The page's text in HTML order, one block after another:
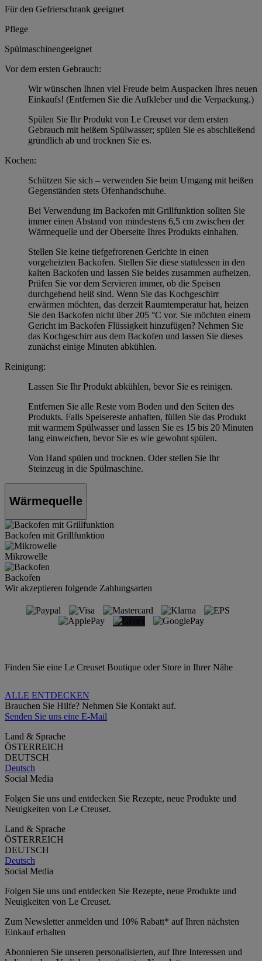
Für den Gefrierschrank geeignet
Pflege
Spülmaschinengeeignet
Vor dem ersten Gebrauch:
Wir wünschen Ihnen viel Freude beim Auspacken Ihres neuen
Einkaufs! (Entfernen Sie die Aufkleber und die Verpackung.)
Spülen Sie Ihr Produkt von Le Creuset vor dem ersten
Gebrauch mit heißem Spülwasser; spülen Sie es abschließend
gründlich ab und trocknen Sie es.
Kochen:
Schützen Sie sich – verwenden Sie beim Umgang mit heißen
Gegenständen stets Ofenhandschuhe.
Bei Verwendung im Backofen mit Grillfunktion sollten Sie
immer einen Abstand von mindestens 6,5 cm zwischen der
Wärmequelle und der Oberseite Ihres Produkts einhalten.
Stellen Sie keine tiefgefrorenen Gerichte in einen
vorgeheizten Backofen. Stellen Sie diese stattdessen in den
kalten Backofen und lassen Sie beides zusammen aufheizen.
Prüfen Sie vor dem Servieren immer, ob die Speisen
durchgehend heiß sind. Wenn Sie das Kochgeschirr
erwärmen möchten, das derzeit Raumtemperatur hat, heizen
Sie den Backofen nicht über 205 °C vor. Sie möchten einem
Gericht im Backofen Flüssigkeit hinzufügen? Nehmen Sie
das Kochgeschirr aus dem Backofen und lassen Sie dieses
zunächst einige Minuten abkühlen.
Reinigung:
Lassen Sie Ihr Produkt abkühlen, bevor Sie es reinigen.
Entfernen Sie alle Reste vom Boden und den Seiten des
Produkts. Falls Speisereste anhaften, füllen Sie das Produkt
mit warmem Spülwasser und lassen Sie es 15 bis 20 Minuten
lang einweichen, bevor Sie es wie gewohnt spülen.
Von Hand spülen und trocknen. Oder stellen Sie Ihr
Steinzeug in die Spülmaschine.
Wärmequelle
Backofen mit Grillfunktion
Mikrowelle
Backofen
Wir akzeptieren folgende Zahlungsarten
Finden Sie eine Le Creuset Boutique oder Store in Ihrer Nähe
ALLE ENTDECKEN
Brauchen Sie Hilfe? Nehmen Sie Kontakt auf.
Senden Sie uns eine E-Mail
Land & Sprache
ÖSTERREICH
DEUTSCH
Deutsch
Social Media
Folgen Sie uns und entdecken Sie Rezepte, neue Produkte und
Neuigkeiten von Le Creuset.
Land & Sprache
ÖSTERREICH
DEUTSCH
Deutsch
Social Media
Folgen Sie uns und entdecken Sie Rezepte, neue Produkte und
Neuigkeiten von Le Creuset.
Zum Newsletter anmelden und 10% Rabatt* auf Ihren nächsten
Einkauf erhalten
Abonnieren Sie unseren personalisierten, auf Ihre Interessen und